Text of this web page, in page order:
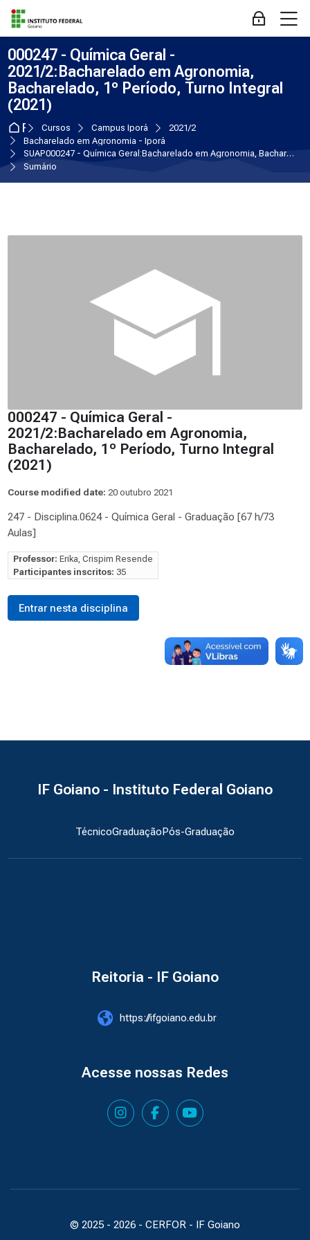
Skip to navigation
Skip to login form
Ir para o conteúdo principal
Skip to accessibility options
Skip to footer
Skip accessibility options
Acessar
000247 - Química Geral -
2021/2:Bacharelado em Agronomia,
Bacharelado, 1º Período, Turno Integral
(2021)
Página inicial
Cursos Campus Iporá
2021/2
Bacharelado em Agronomia - Iporá
SUAP000247 - Química Geral:Bacharelado em Agronomia, Bacharelado, 1º Período, Turno Integral (2021)
Sumário
000247 - Química Geral -
2021/2:Bacharelado em Agronomia,
Bacharelado, 1º Período, Turno Integral
(2021)
Course modified date: 20 outubro 2021
247 - Disciplina.0624 - Química Geral - Graduação [67 h/73
Aulas]
Professor: Erika, Crispim Resende
Participantes inscritos: 35
Entrar nesta disciplina
IF Goiano - Instituto Federal Goiano
TécnicoGraduaçãoPós-Graduação
Reitoria - IF Goiano
https://ifgoiano.edu.br
Acesse nossas Redes
© 2025 - 2026 - CERFOR - IF Goiano